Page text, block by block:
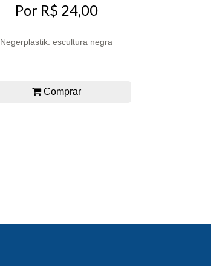
Por R$ 24,00
Negerplastik: escultura negra
Comprar